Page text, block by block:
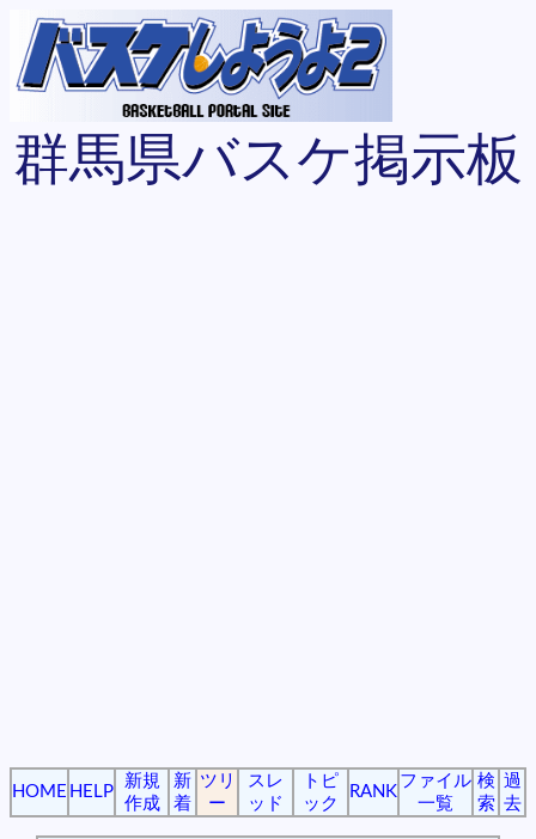
群馬県バスケ掲示板
HOME HELP
新規
作成
新
着
ツリ
ー
スレ
ッド
トピ
ック
RANK
ファイル
一覧
検
索
過
去